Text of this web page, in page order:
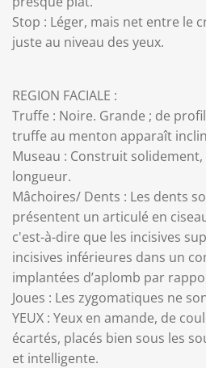
Stop : Léger, mais net entre le
juste au niveau des yeux.
REGION FACIALE :
Truffe : Noire. Grande ; de
truffe au menton apparaît
Museau : Construit
longueur.
Mâchoires/ Dents : Les dents
présentent un articulé en
c'est-à-dire que les incisives
incisives inférieures dans un
implantées d’aplomb par
Joues : Les zygomatiques ne
YEUX : Yeux en amande, de
écartés, placés bien sous les
et intelligente.